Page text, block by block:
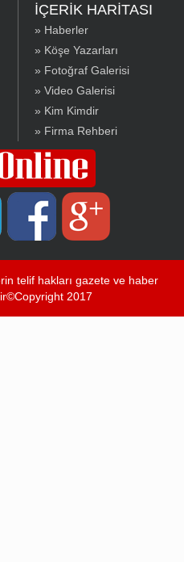
İÇERİK HARİTASI
» Haberler
» Köşe Yazarları
» Fotoğraf Galerisi
» Video Galerisi
» Kim Kimdir
» Firma Rehberi
telif hakları gazete ve haber
2017